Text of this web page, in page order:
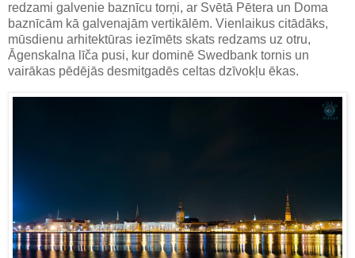
redzami galvenie baznīcu torņi, ar Svētā Pētera un Doma
baznīcām kā galvenajām vertikālēm. Vienlaikus citādāks,
mūsdienu arhitektūras iezīmēts skats redzams uz otru,
Āgenskalna līča pusi, kur dominē Swedbank tornis un
vairākas pēdējās desmitgadēs celtas dzīvokļu ēkas.